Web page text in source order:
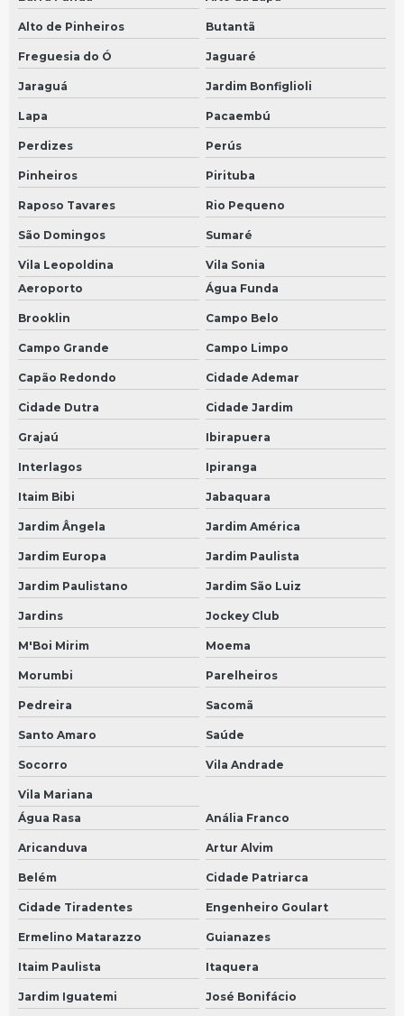
Velocimetro do carro em São Bernardo do Campo
Velocimetro do carro em São Paulo
Sensor de velocímetro
Preço de sensor de velocidade
Sensor de velocidade para carro
Reparo de módulo em São Bernardo do Campo
Reparo de módulo em São Paulo
Sensor de velocidade preço
Conserto de velocímetros em São Bernardo do Campo
Conserto de velocimetro automotivo em São Bernardo do Campo
Conserto de velocimetro automotivo em São Paulo
Sensor 35mm
Conserto de velocímetro de carros em São Bernardo do Campo
Conserto de velocímetro de carros em São Paulo
Sensor 90mm
Conserto painel velocimetro em São Bernardo do Campo
Conserto painel velocimetro em São Paulo
Bomba arla
Conserto de tacografo em São Bernardo do Campo
Conserto de tacografo em São Paulo
Bomba arla mercedes
Conserto de velocimetro do carro em São Bernardo do Campo
Conserto de velocimetro do carro em São Paulo
Bomba arla scania
Conserto de velocimetro digital em São Bernardo do Campo
Conserto de velocimetro digital em São Paulo
Bomba arla volvo
Conserto de velocimetro de caminhao em São Bernardo do Campo
Conserto de velocimetro de caminhao em São Paulo
Bomba dosadora
Alto de Pinheiros Butantã
Freguesia do Ó Jaguaré
Jaraguá Jardim Bonfiglioli
Lapa Pacaembú
Perdizes Perús
Pinheiros Pirituba
Raposo Tavares Rio Pequeno
São Domingos Sumaré
Vila Leopoldina
Vila Sonia
Aeroporto
Água Funda
Brooklin Campo Belo
Campo Grande Campo Limpo
Capão Redondo Cidade Ademar
Cidade Dutra Cidade Jardim
Grajaú Ibirapuera
Interlagos Ipiranga
Itaim Bibi Jabaquara
Jardim Ângela Jardim América
Jardim Europa Jardim Paulista
Jardim Paulistano Jardim São Luiz
Jardins Jockey Club
M'Boi Mirim Moema
Morumbi Parelheiros
Pedreira Sacomã
Santo Amaro Saúde
Socorro Vila Andrade
Vila Mariana
Água Rasa
Anália Franco
Aricanduva Artur Alvim
Belém Cidade Patriarca
Cidade Tiradentes Engenheiro Goulart
Ermelino Matarazzo Guianazes
Itaim Paulista Itaquera
Jardim Iguatemi José Bonifácio